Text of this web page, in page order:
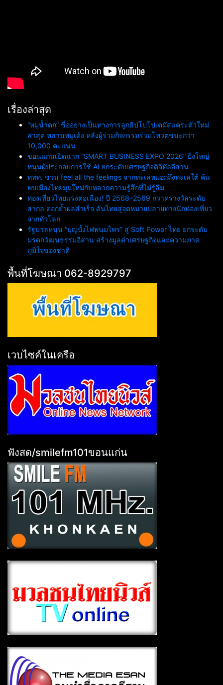
เรื่องล่าสุด
“หมูน้ำตก” ชื่ออย่างเป็นทางการลูกฮิปโปโปเตมัสแคระตัวใหม่
ล่าสุด หลานหมูเด้ง หลังผู้ร่วมกิจกรรมร่วมโหวตชนะกว่า
10,000 คะแนน
ขอนแก่นเปิดฉาก “SMART BUSINESS EXPO 2026” ยิ่งใหญ่
หนุนผู้ประกอบการใช้ AI ยกระดับเศรษฐกิจดิจิทัลอีสาน
ททท. ชวน feel all the feelings จากทะเลหมอกถึงทะเลใต้ ค้น
พบเมืองไทยมุมใหม่กับหลากความรู้สึกที่ไม่รู้ลืม
ท่องเที่ยวไทยแรงต่อเนื่อง! ปี 2568–2569 กวาดรางวัลระดับ
สากล ตอกย้ำผลสำเร็จ ดันไทยสู่จุดหมายปลายทางนักท่องเที่ยว
จากทั่วโลก
รัฐบาลหนุน “บุญบั้งไฟพนมไพร” สู่ Soft Power ไทย ยกระดับ
มรดกวัฒนธรรมอีสาน สร้างมูลค่าเศรษฐกิจและความภาค
ภูมิใจของชาติ
พื้นที่โฆษณา 062-8929797
เวบไซค์ในเครือ
ฟังสด/smilefm101ขอนแก่น